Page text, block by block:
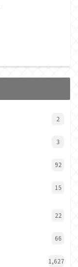
2
3
92
15
22
66
1,627